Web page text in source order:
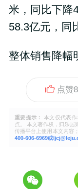
米，同比下降
58.3亿元，同
整体销售降幅
点赞
重要提示：
本文仅代表
点。 本文著作权，归乐居
传播平台上使用本文内容
400-606-6969或